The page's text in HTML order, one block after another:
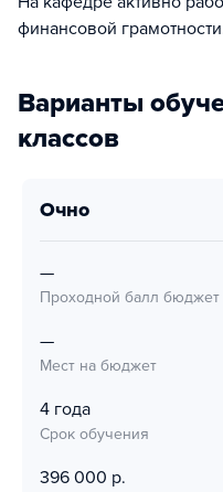
финансовой
Варианты
классов
очно
—
Проходной балл бюджет
—
Мест на бюджет
4 года
Срок обучения
396 000 р.